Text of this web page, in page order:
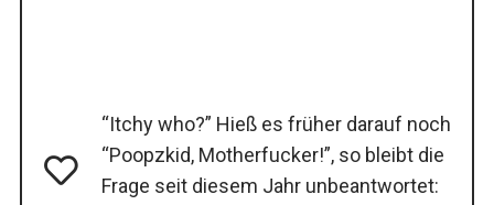
“Itchy who?” Hieß es früher darauf noch
“Poopzkid, Motherfucker!”, so bleibt die
Frage seit diesem Jahr unbeantwortet: